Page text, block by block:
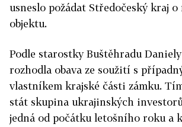
usneslo požádat Středočeský kraj o
objektu.
Podle starostky Buštěhradu
rozhodla obava ze soužití s
vlastníkem krajské části zámku.
stát skupina ukrajinských
jedná od počátku letošního roku a